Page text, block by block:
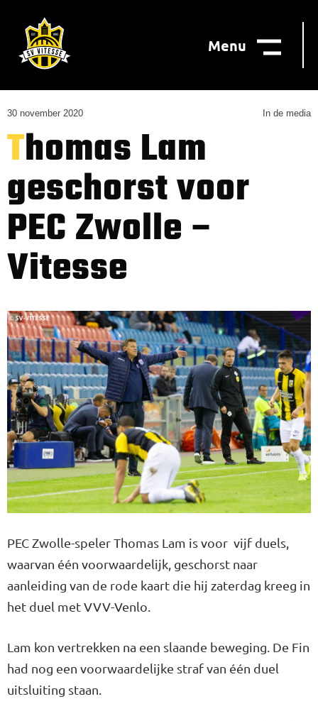
Menu
30 november 2020 In de media
Thomas Lam
geschorst voor
PEC Zwolle –
Vitesse
PEC Zwolle-speler Thomas Lam is voor vijf duels,
waarvan één voorwaardelijk, geschorst naar
aanleiding van de rode kaart die hij zaterdag kreeg in
het duel met VVV-Venlo.
Lam kon vertrekken na een slaande beweging. De Fin
had nog een voorwaardelijke straf van één duel
uitsluiting staan.